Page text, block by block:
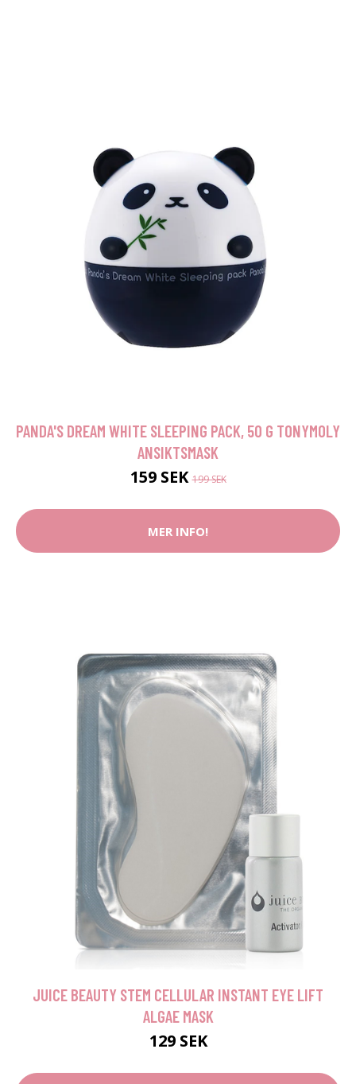
PANDA'S DREAM WHITE SLEEPING PACK, 50 G TONYMOLY
ANSIKTSMASK
159 SEK199 SEK
MER INFO!
JUICE BEAUTY STEM CELLULAR INSTANT EYE LIFT
ALGAE MASK
129 SEK